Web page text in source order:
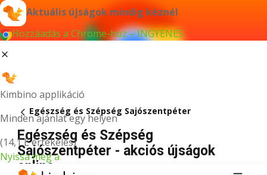
Aktuális újságok mindig kéznél
Hozzáadás a Chrome-hoz – INGYENES
Kimbino applikáció
Minden ajánlat egy helyen
(14,1 E értékelés)
Nyissa meg a
Egészség és Szépség Sajószentpéter
Egészség és Szépség
Sajószentpéter - akciós újságok
online